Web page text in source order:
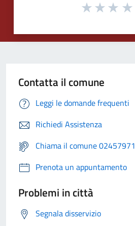
Contatta il comune
Leggi le domande frequenti
Richiedi Assistenza
Chiama il comune 02457971
Prenota un appuntamento
Problemi in città
Segnala disservizio